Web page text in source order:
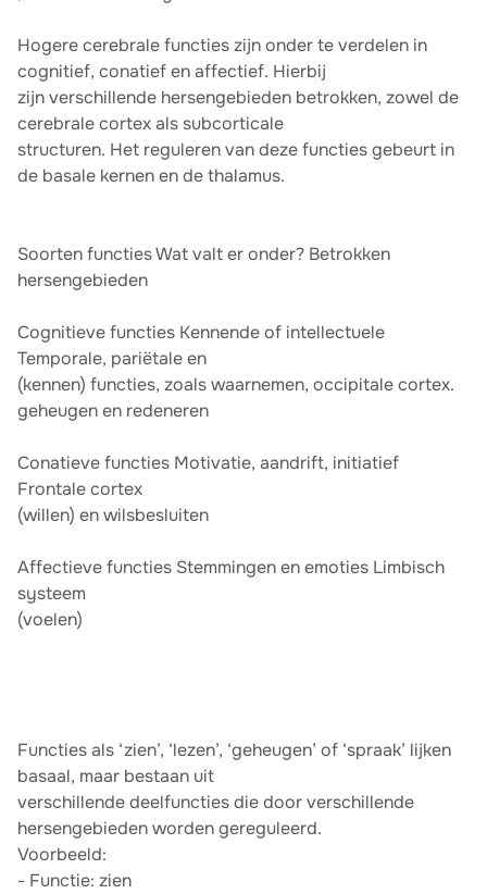
Hogere cerebrale functies zijn onder te verdelen in
cognitief, conatief en affectief. Hierbij
zijn verschillende hersengebieden betrokken, zowel de
cerebrale cortex als subcorticale
structuren. Het reguleren van deze functies gebeurt in
de basale kernen en de thalamus.
Soorten functies Wat valt er onder? Betrokken
hersengebieden
Cognitieve functies Kennende of intellectuele
Temporale, pariëtale en
(kennen) functies, zoals waarnemen, occipitale cortex.
geheugen en redeneren
Conatieve functies Motivatie, aandrift, initiatief
Frontale cortex
(willen) en wilsbesluiten
Affectieve functies Stemmingen en emoties Limbisch
systeem
(voelen)
Functies als ‘zien’, ‘lezen’, ‘geheugen’ of ‘spraak’ lijken
basaal, maar bestaan uit
verschillende deelfuncties die door verschillende
hersengebieden worden gereguleerd.
Voorbeeld:
-​ Functie: zien